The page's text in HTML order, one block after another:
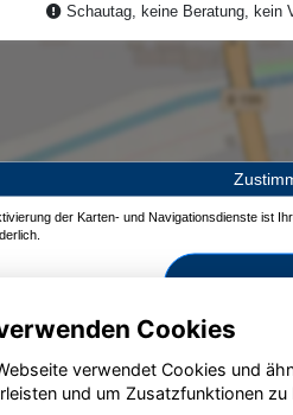
Schautag, keine Beratung, kein
der Karten- und Navigationsdienste ist
Cookies
verwendet Cookies und
und um Zusatzfunktionen zu